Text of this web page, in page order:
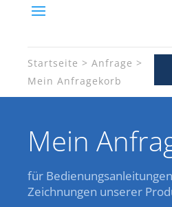
Startseite
Anfrage
Mein Anfragekorb
Mein
für
Zeichnungen unserer